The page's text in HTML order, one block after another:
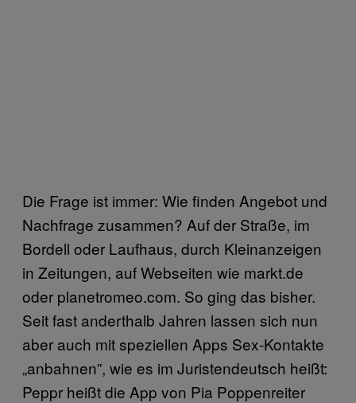
Die Frage ist immer: Wie finden Angebot und
Nachfrage zusammen? Auf der Straße, im
Bordell oder Laufhaus, durch Kleinanzeigen
in Zeitungen, auf Webseiten wie markt.de
oder planetromeo.com. So ging das bisher.
Seit fast anderthalb Jahren lassen sich nun
aber auch mit speziellen Apps Sex-Kontakte
„anbahnen”, wie es im Juristendeutsch heißt:
Peppr heißt die App von Pia Poppenreiter